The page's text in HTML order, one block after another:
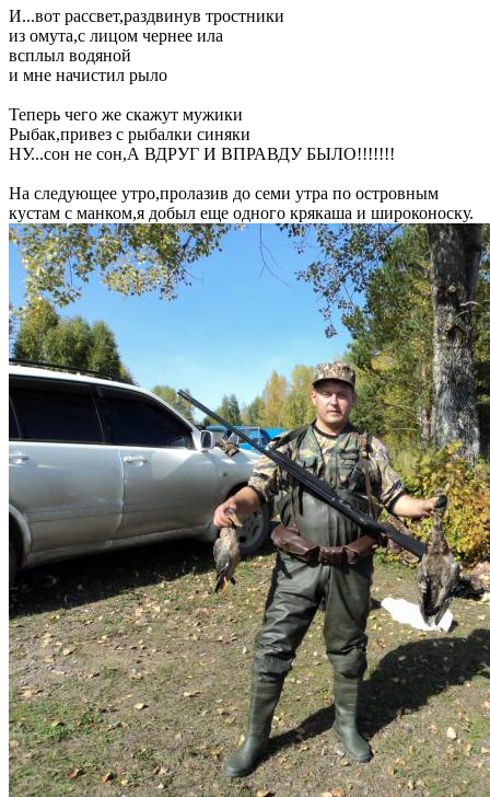
И...вот рассвет,раздвинув тростники
из омута,с лицом чернее ила
всплыл водяной
и мне начистил рыло
Теперь чего же скажут мужики
Рыбак,привез с рыбалки синяки
НУ...сон не сон,А ВДРУГ И ВПРАВДУ БЫЛО!!!!!!!
На следующее утро,пролазив до семи утра по островным
кустам с манком,я добыл еще одного крякаша и широконоску.